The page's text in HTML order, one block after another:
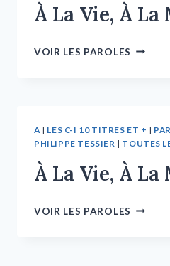
À La Vie, À
VOIR LES PAROLES
A | LES C-I 10 TITRES ET + |
PHILIPPE TESSIER | TOUTES
À La Vie, À
VOIR LES PAROLES